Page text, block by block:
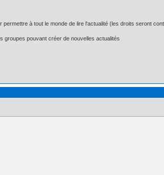
à tout le monde de lire l'actualité (les droits seront
groupes pouvant créer de nouvelles actualités